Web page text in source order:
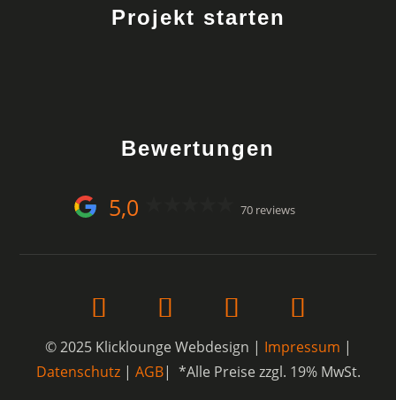
Projekt starten
Bewertungen
5,0 70 reviews
© 2025 Klicklounge Webdesign | Impressum |
Datenschutz| AGB| *Alle Preise zzgl. 19% MwSt.